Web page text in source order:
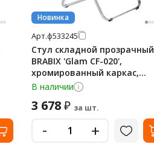
Новинка
Арт.ф533245
Стул складной прозрачный
BRABIX 'Glam CF-020',
хромированный каркас,
пластик, 533245
В наличии
3 678₽ за шт.
- +